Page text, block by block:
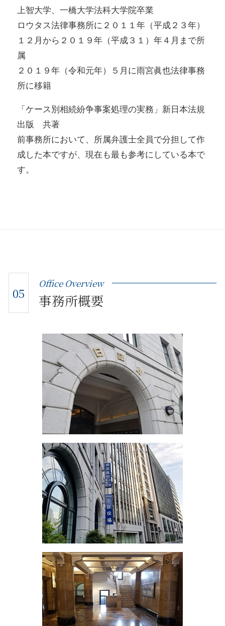
上智大学、一橋大学法科大学院卒業
ロウタス法律事務所に２０１１年（平成２３年）
１２月から２０１９年（平成３１）年４月まで所
属
２０１９年（令和元年）５月に雨宮眞也法律事務
所に移籍
「ケース別相続紛争事案処理の実務」新日本法規
出版 共著
前事務所において、所属弁護士全員で分担して作
成した本ですが、現在も最も参考にしている本で
す。
05
Office Overview
事務所概要